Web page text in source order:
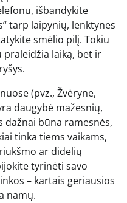
išbandykite
tarp laipynių, lenktynes
smėlio pilį. Tokiu
praleidžia laiką, bet ir
(pvz., Žvėryne,
daugybė mažesnių,
dažnai būna ramesnės,
tinka tiems vaikams,
ar didelių
tyrinėti savo
– kartais geriausios
namų.